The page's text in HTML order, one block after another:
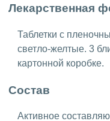
Лекарственная
Таблетки с
светло-желтые. 3
картонной коробке.
Состав
Активное